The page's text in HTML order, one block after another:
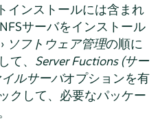
インストールには含まれ
サーバをインストール
ソフトウェア管理の順に
て、 Server Fuctions (サー
ルサーバオプションを有
クして、必要なパッケー